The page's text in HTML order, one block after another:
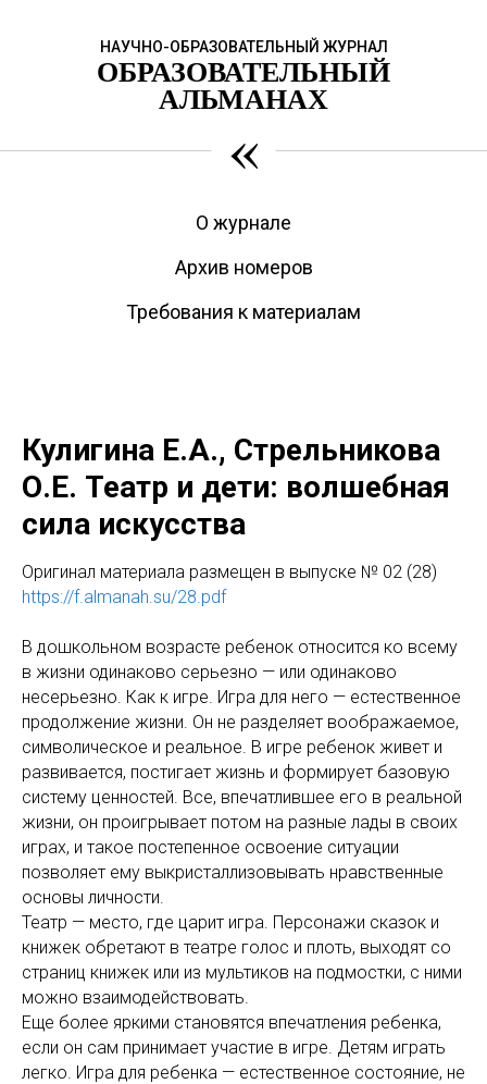
НАУЧНО-ОБРАЗОВАТЕЛЬНЫЙ ЖУРНАЛ
ОБРАЗОВАТЕЛЬНЫЙ
АЛЬМАНАХ
«
О журнале
Архив номеров
Требования к материалам
Кулигина Е.А., Стрельникова
О.Е. Театр и дети: волшебная
сила искусства
Оригинал материала размещен в выпуске № 02 (28)
https://f.almanah.su/28.pdf
В дошкольном возрасте ребенок относится ко всему
в жизни одинаково серьезно — или одинаково
несерьезно. Как к игре. Игра для него — естественное
продолжение жизни. Он не разделяет воображаемое,
символическое и реальное. В игре ребенок живет и
развивается, постигает жизнь и формирует базовую
систему ценностей. Все, впечатлившее его в реальной
жизни, он проигрывает потом на разные лады в своих
играх, и такое постепенное освоение ситуации
позволяет ему выкристаллизовывать нравственные
основы личности.
Театр — место, где царит игра. Персонажи сказок и
книжек обретают в театре голос и плоть, выходят со
страниц книжек или из мультиков на подмостки, с ними
можно взаимодействовать.
Еще более яркими становятся впечатления ребенка,
если он сам принимает участие в игре. Детям играть
легко. Игра для ребенка — естественное состояние, не